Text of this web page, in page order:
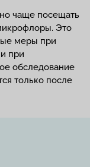
чаще посещать
Это
меры при
при
обследование
только после